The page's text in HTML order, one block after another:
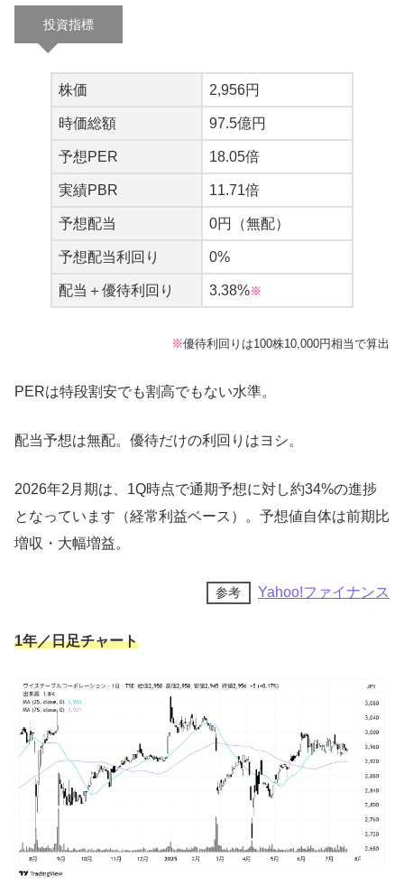
ラビ
100株で5,000円分～
投資指標
株価 2,956円
時価総額 97.5億円
予想PER 18.05倍
実績PBR 11.71倍
予想配当 0円（無配）
予想配当利回り 0%
配当＋優待利回り 3.38%※
※優待利回りは100株10,000円相当で算出
PERは特段割安でも割高でもない水準。
配当予想は無配。優待だけの利回りはヨシ。
2026年2月期は、1Q時点で通期予想に対し約34%の進捗
となっています（経常利益ベース）。予想値自体は前期比
増収・大幅増益。
参考 Yahoo!ファイナンス
1年／日足チャート